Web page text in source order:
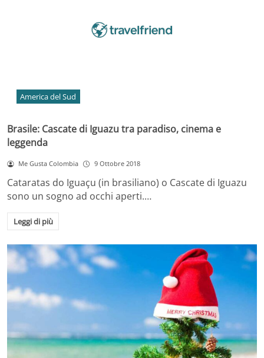
America del Sud
Brasile: Cascate di Iguazu tra paradiso, cinema e
leggenda
Me Gusta Colombia 9 Ottobre 2018
Cataratas do Iguaçu (in brasiliano) o Cascate di Iguazu
sono un sogno ad occhi aperti.…
Leggi di più